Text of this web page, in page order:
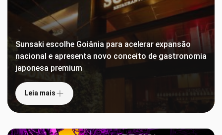
Sunsaki escolhe Goiânia para acelerar expansão
nacional e apresenta novo conceito de gastronomia
japonesa premium
Leia mais